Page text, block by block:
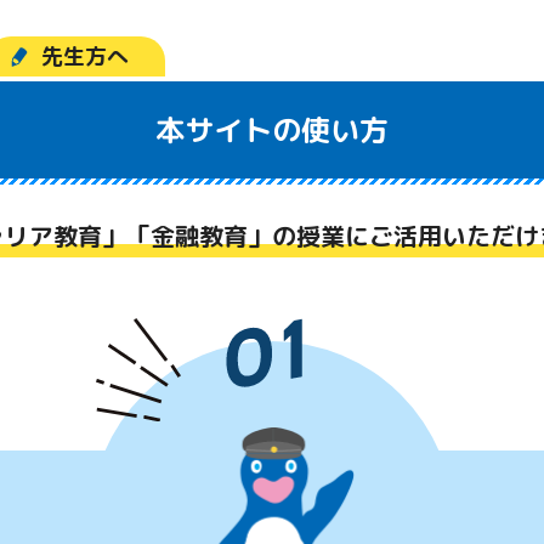
本サイトの使い方
先生方へ
ア教育」「金融教育」の授業にご活用いただ